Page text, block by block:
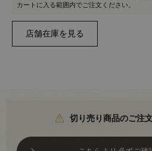
カートに入る範囲内でご注文ください。
切り売り商品のご注